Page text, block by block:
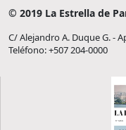
© 2019 La Estrella de
C/ Alejandro A. Duque G. -
Teléfono: +507 204-0000